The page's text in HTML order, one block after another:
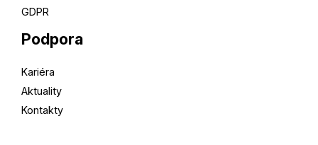
GDPR
Podpora
Kariéra
Aktuality
Kontakty